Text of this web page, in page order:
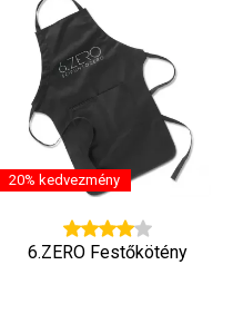
20% kedvezmény
6.ZERO Festőkötény